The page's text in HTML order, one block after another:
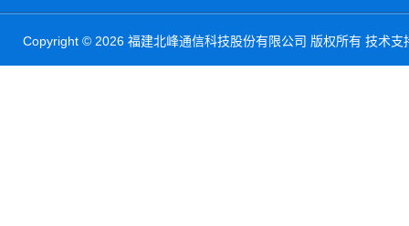
Copyright © 2026 福建北峰通信科技股份有限公司 版权所有 技术支